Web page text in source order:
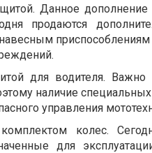
Данное
продаются
навесным
для водителя.
наличие
управления
колес.
для